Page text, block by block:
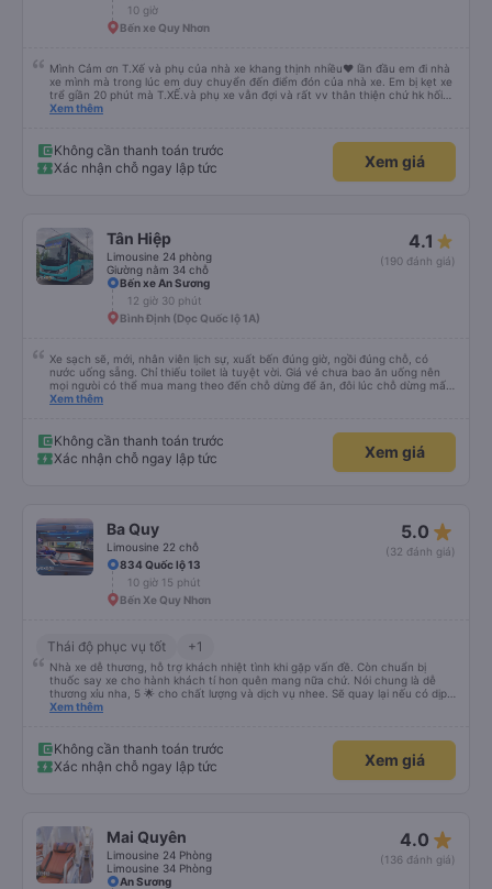
10 giờ
Bến xe Quy Nhơn
Mình Cảm ơn T.Xế và phụ của nhà xe khang thịnh nhiều❤️ lần đầu em đi nhà
xe mình mà trong lúc em duy chuyển đến điểm đón của nhà xe. Em bị kẹt xe
trể giần 20 phút mà T.XẾ.và phụ xe vẫn đợi và rất vv thân thiện chứ hk hối
mình như những nhà xe khác. Xe mình đi là loại xe 24p đôi . xe có rèm kéo
.và 1 trạm. Dùng cho mn ăn ún. Dù 2 trạm dùng ở cây xăng để xe nộp nhiên
liệu và cho mn đi wc nhưng nhà wc của cây xăng nhà xe này dùng rất chi là
sạch sẽ. Hk có mùi khó chiệu như những trạm khác. Mà hình như nhà xe này
phát triển mạnh hơn🥰
Xem thêm
Không cần thanh toán trước
Xác nhận chỗ ngay lập tức
Xem giá
Tân Hiệp
Limousine 24 phòng
Giường nằm 34 chỗ
4.1
(190 đánh giá)
Bến xe An Sương
12 giờ 30 phút
Bình Định (Dọc Quốc lộ 1A)
Xe sạch sẽ, mới, nhân viên lịch sự, xuất bến đúng giờ, ngồi đúng chỗ, có
nước uống sẵng. Chỉ thiếu toilet là tuyệt vời. Giá vé chưa bao ăn uống nên
mọi ngưòi có thể mua mang theo đến chỗ dừng để ăn, đôi lúc chỗ dừng mấy
món bạn ko thích hoặc giá cả hơi cao! Còn lại nhà xe rất ok, nên đi.
Xem thêm
Không cần thanh toán trước
Xác nhận chỗ ngay lập tức
Xem giá
Ba Quy
Limousine 22 chỗ
5.0 star_rate
(32 đánh giá)
834 Quốc lộ 13
10 giờ 15 phút
Bến Xe Quy Nhơn
Thái độ phục vụ tốt +1
Nhà xe dễ thương, hỗ trợ khách nhiệt tình khi gặp vấn đề. Còn chuẩn bị
thuốc say xe cho hành khách tí hon quên mang nữa chứ. Nói chung là dễ
thương xỉu nha, 5 🌟 cho chất lượng và dịch vụ nhee. Sẽ quay lại nếu có dịp
cần 💕
Xem thêm
Không cần thanh toán trước
Xác nhận chỗ ngay lập tức
Xem giá
Mai Quyên
Limousine 24 Phòng
Limousine 34 Phòng
4.0 star_rate
(136 đánh giá)
An Sương